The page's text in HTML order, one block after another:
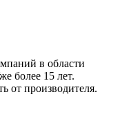
в области
более 15 лет.
от производителя.